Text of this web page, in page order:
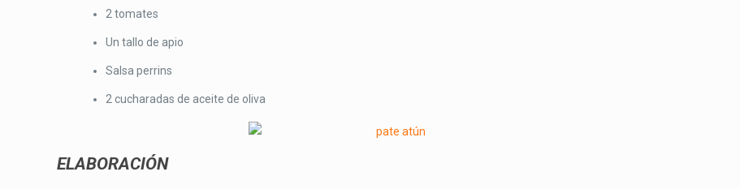
2 tomates
Un tallo de apio
Salsa perrins
2 cucharadas de aceite de oliva
ELABORACIÓN